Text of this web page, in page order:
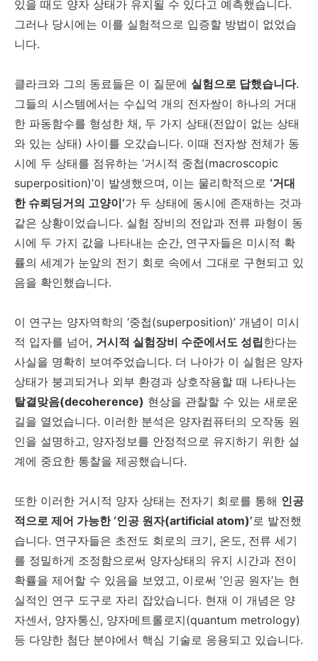
있을 때도 양자 상태가 유지될 수 있다고 예측했습니다.
그러나 당시에는 이를 실험적으로 입증할 방법이 없었습
니다.
클라크와 그의 동료들은 이 질문에 실험으로 답했습니다.
그들의 시스템에서는 수십억 개의 전자쌍이 하나의 거대
한 파동함수를 형성한 채, 두 가지 상태(전압이 없는 상태
와 있는 상태) 사이를 오갔습니다. 이때 전자쌍 전체가 동
시에 두 상태를 점유하는 ‘거시적 중첩(macroscopic
superposition)’이 발생했으며, 이는 물리학적으로 ‘거대
한 슈뢰딩거의 고양이’가 두 상태에 동시에 존재하는 것과
같은 상황이었습니다. 실험 장비의 전압과 전류 파형이 동
시에 두 가지 값을 나타내는 순간, 연구자들은 미시적 확
률의 세계가 눈앞의 전기 회로 속에서 그대로 구현되고 있
음을 확인했습니다.
이 연구는 양자역학의 ‘중첩(superposition)’ 개념이 미시
적 입자를 넘어, 거시적 실험장비 수준에서도 성립한다는
사실을 명확히 보여주었습니다. 더 나아가 이 실험은 양자
상태가 붕괴되거나 외부 환경과 상호작용할 때 나타나는
탈결맞음(decoherence) 현상을 관찰할 수 있는 새로운
길을 열었습니다. 이러한 분석은 양자컴퓨터의 오작동 원
인을 설명하고, 양자정보를 안정적으로 유지하기 위한 설
계에 중요한 통찰을 제공했습니다.
또한 이러한 거시적 양자 상태는 전자기 회로를 통해 인공
적으로 제어 가능한 ‘인공 원자(artificial atom)’ 로 발전했
습니다. 연구자들은 초전도 회로의 크기, 온도, 전류 세기
를 정밀하게 조정함으로써 양자상태의 유지 시간과 전이
확률을 제어할 수 있음을 보였고, 이로써 ‘인공 원자’는 현
실적인 연구 도구로 자리 잡았습니다. 현재 이 개념은 양
자센서, 양자통신, 양자메트롤로지(quantum metrology)
등 다양한 첨단 분야에서 핵심 기술로 응용되고 있습니다.